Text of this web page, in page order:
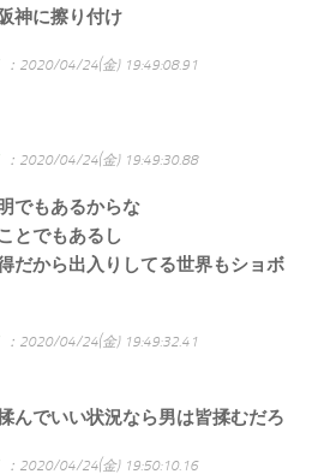
神に擦り付け
：2020/04/24(金) 19:49:08.91
：2020/04/24(金) 19:49:30.88
でもあるからな
とでもあるし
だから出入りしてる世界もショボ
：2020/04/24(金) 19:49:32.41
んでいい状況なら男は皆揉むだろ
：2020/04/24(金) 19:50:10.16